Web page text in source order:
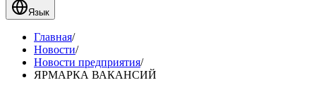
Язык
Главная/
Новости/
Новости предприятия/
ЯРМАРКА ВАКАНСИЙ